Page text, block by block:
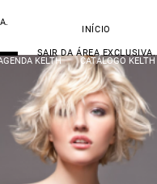
INÍCIO
SAIR DA ÁREA EXCLUSIVA.
KELTH CATÁLOGO KELTH